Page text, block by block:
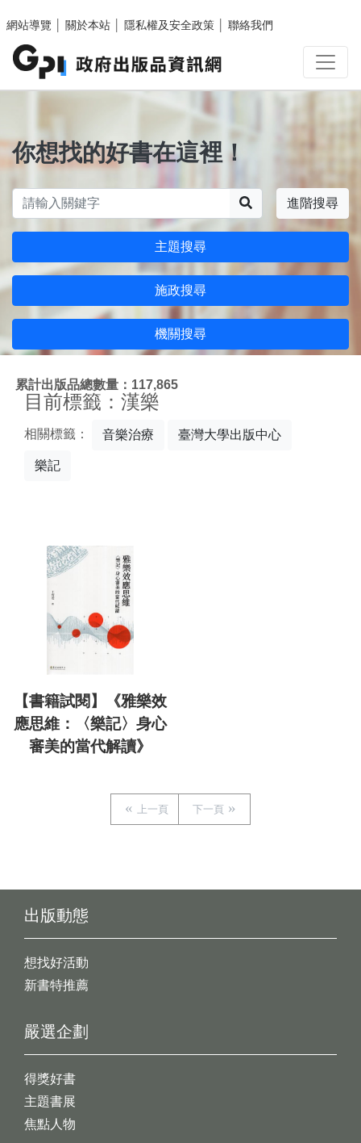
網站導覽
關於本站 隱私權及安全政策 聯絡我們
你想找的好書在這裡！
進階搜尋
主題搜尋
施政搜尋
機關搜尋
累計出版品總數量：117,865
目前標籤：漢樂
相關標籤： 音樂治療 臺灣大學出版中心
樂記
【書籍試閱】《雅樂效
應思維：〈樂記〉身心
審美的當代解讀》
上一頁 下一頁
出版動態
想找好活動
新書特推薦
嚴選企劃
得獎好書
主題書展
焦點人物